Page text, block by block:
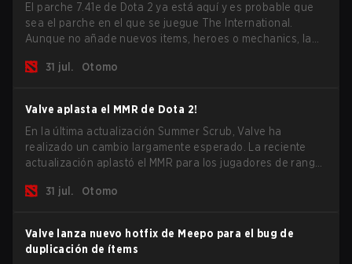
El parche 7.41e de Dota 2 ya está aquí y es probable que
sea el parche en el que se juegue The International.
Aunque no añade nuevos items, heroes o mechanics, la
los mayores problemas del juego.
31 jul. Otomo
Valve aplasta el MMR de Dota 2!
En la última actualización Summer Scrub, Valve ha
realizado un cambio largamente esperado. La reciente
actualización aplastó el MMR para los jugadores de rango
31 jul.
Otomo
Valve lanza nuevo hotfix de Meepo para el bug de
duplicación de ítems